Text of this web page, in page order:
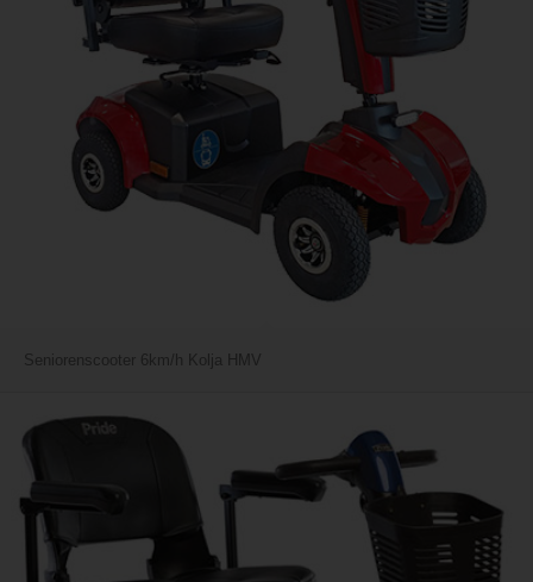
Seniorenscooter 6km/h Kolja HMV